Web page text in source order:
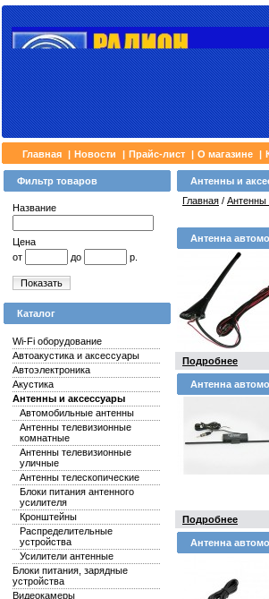
Главная | Новости | Прайс-лист | О магазине |
Фильтр товаров
Название
Цена
от
до р.
Показать
Каталог
Wi-Fi оборудование
Автоакустика и аксессуары
Автоэлектроника
Акустика
Антенны и аксессуары
Автомобильные антенны
Антенны телевизионные
комнатные
Антенны телевизионные
уличные
Антенны телескопические
Блоки питания антенного
усилителя
Кронштейны
Распределительные
устройства
Усилители антенные
Блоки питания, зарядные
устройства
Видеокамеры
Антенны и
Главная / Антенны
Антенна
Подробнее
Антенна
Подробнее
Антенна